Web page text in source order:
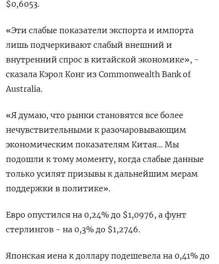
$0,6053.
«Эти слабые показатели экспорта и импорта
лишь подчеркивают слабый внешний и
внутренний спрос в китайской экономике», -
сказала Кэрол Конг из Commonwealth Bank of
Australia.
«Я думаю, что рынки становятся все более
нечувствительными к разочаровывающим
экономическим показателям Китая... Мы
подошли к тому моменту, когда слабые данные
только усилят призывы к дальнейшим мерам
поддержки в политике».
Евро опустился на 0,24% до $1,0976, а фунт
стерлингов - на 0,3% до $1,2746.
Японская иена к доллару подешевела на 0,41%​ до